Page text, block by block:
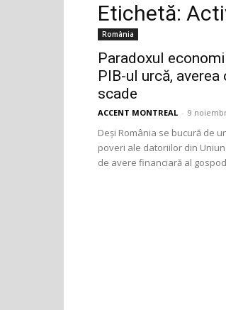
Etichetă:
România
Paradoxul
PIB-ul urcă,
scade
ACCENT MONTREAL - 9
Deși România se bucură de
poveri ale datoriilor din
de avere financiară al